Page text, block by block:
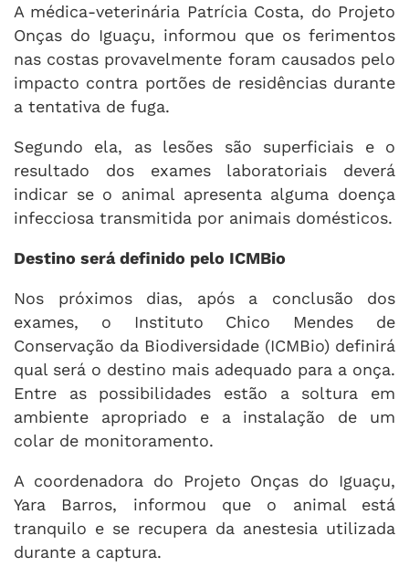
A médica-veterinária Patrícia Costa, do Projeto
Onças do Iguaçu, informou que os ferimentos
nas costas provavelmente foram causados pelo
impacto contra portões de residências durante
a tentativa de fuga.
Segundo ela, as lesões são superficiais e o
resultado dos exames laboratoriais deverá
indicar se o animal apresenta alguma doença
infecciosa transmitida por animais domésticos.
Destino será definido pelo ICMBio
Nos próximos dias, após a conclusão dos
exames, o Instituto Chico Mendes de
Conservação da Biodiversidade (ICMBio) definirá
qual será o destino mais adequado para a onça.
Entre as possibilidades estão a soltura em
ambiente apropriado e a instalação de um
colar de monitoramento.
A coordenadora do Projeto Onças do Iguaçu,
Yara Barros, informou que o animal está
tranquilo e se recupera da anestesia utilizada
durante a captura.